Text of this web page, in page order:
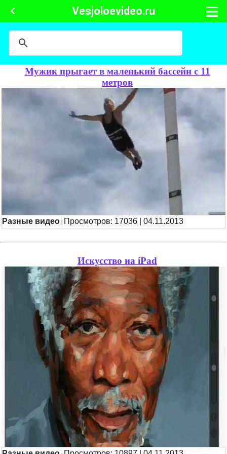
Vesjoloevideo.ru
Мужик прыгает в маленький бассейн с 11
метров
Разные видео Просмотров: 17036 | 04.11.2013
Искусство на iPad